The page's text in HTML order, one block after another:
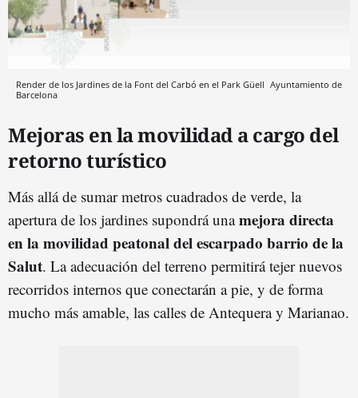
Render de los Jardines de la Font del Carbó en el Park Güell Ayuntamiento de
Barcelona
Mejoras en la movilidad a cargo del
retorno turístico
Más allá de sumar metros cuadrados de verde, la
apertura de los jardines supondrá unamejora directa
en la movilidad peatonal del escarpado barrio de la
Salut. La adecuación del terreno permitirá tejer nuevos
recorridos internos que conectarán a pie, y de forma
mucho más amable, las calles de Antequera y Marianao.